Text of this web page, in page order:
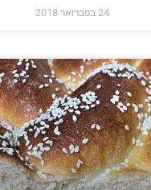
24 בפברואר 2018